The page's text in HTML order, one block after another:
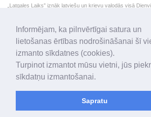
Informējam, ka pilnvērtīgai satura un
lietošanas ērtības nodrošināšanai šī
izmanto sīkdatnes (cookies).
Turpinot izmantot mūsu vietni, jūs
sīkdatņu izmantošanai.
Sapratu
„Latgales Laiks” iznāk latviešu un krievu valodās visā
„Latgales Laiks” latviešu valodā aptver Daugavpils
2026. gada 10. augusts
Pirmdiena
Audris, Brencis, Inuta